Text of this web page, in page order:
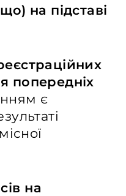
на підставі
попередніх
є
на